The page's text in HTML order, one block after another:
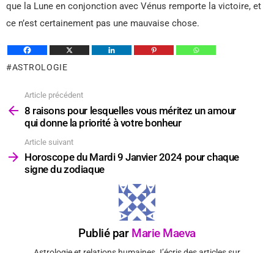
que la Lune en conjonction avec Vénus remporte la victoire, et
ce n’est certainement pas une mauvaise chose.
ASTROLOGIE
plus
Article précédent
8 raisons pour lesquelles vous méritez un amour
qui donne la priorité à votre bonheur
Article suivant
Horoscope du Mardi 9 Janvier 2024 pour chaque
signe du zodiaque
Publié par Marie Maeva